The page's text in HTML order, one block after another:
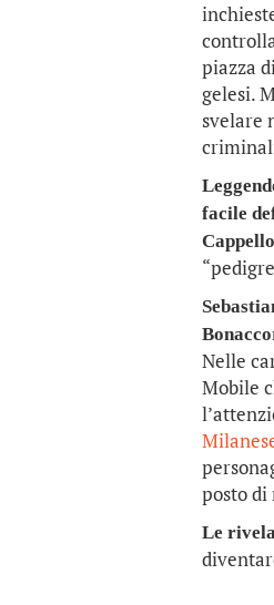
piazza
gelesi.
svelare
facile
Nelle
Mobile
posto di
Le